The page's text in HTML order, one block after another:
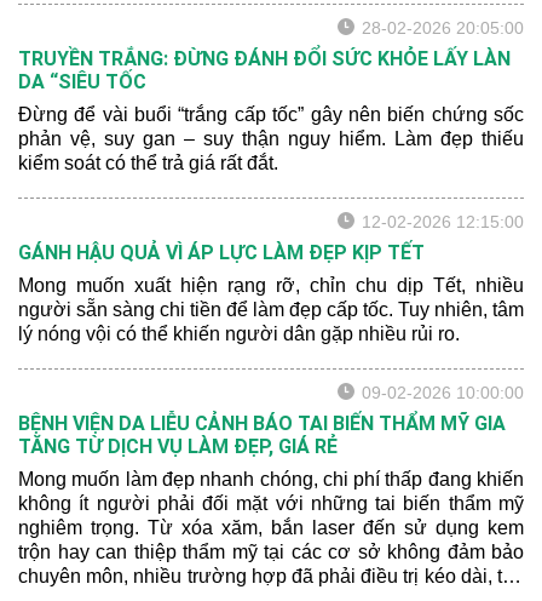
28-02-2026 20:05:00
TRUYỀN TRẮNG: ĐỪNG ĐÁNH ĐỔI SỨC KHỎE LẤY LÀN
DA “SIÊU TỐC
Đừng để vài buổi “trắng cấp tốc” gây nên biến chứng sốc
phản vệ, suy gan – suy thận nguy hiểm. Làm đẹp thiếu
kiểm soát có thể trả giá rất đắt.
12-02-2026 12:15:00
GÁNH HẬU QUẢ VÌ ÁP LỰC LÀM ĐẸP KỊP TẾT
Mong muốn xuất hiện rạng rỡ, chỉn chu dịp Tết, nhiều
người sẵn sàng chi tiền để làm đẹp cấp tốc. Tuy nhiên, tâm
lý nóng vội có thể khiến người dân gặp nhiều rủi ro.
09-02-2026 10:00:00
BỆNH VIỆN DA LIỄU CẢNH BÁO TAI BIẾN THẨM MỸ GIA
TĂNG TỪ DỊCH VỤ LÀM ĐẸP, GIÁ RẺ
Mong muốn làm đẹp nhanh chóng, chi phí thấp đang khiến
không ít người phải đối mặt với những tai biến thẩm mỹ
nghiêm trọng. Từ xóa xăm, bắn laser đến sử dụng kem
trộn hay can thiệp thẩm mỹ tại các cơ sở không đảm bảo
chuyên môn, nhiều trường hợp đã phải điều trị kéo dài, tốn